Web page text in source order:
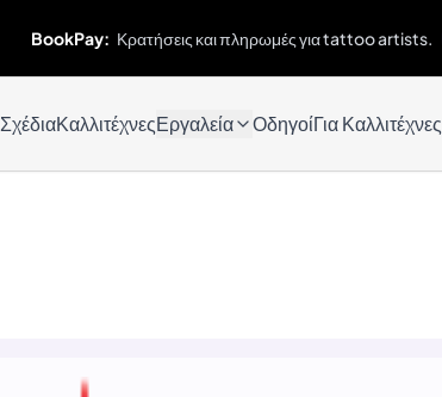
BookPay: Κρατήσεις και πληρωμές για tattoo artists.
ΣχέδιαΚαλλιτέχνεςΕργαλεία ΟδηγοίΓια Καλλιτέχνες